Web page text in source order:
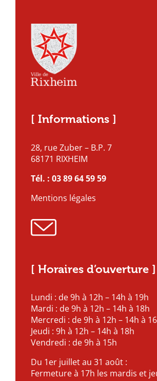
[ Informations ]
28, rue Zuber – B.P. 7
68171 RIXHEIM
Tél. : 03 89 64 59 59
Mentions légales
[ Horaires d’ouverture ]
Lundi : de 9h à 12h – 14h à 19h
Mardi : de 9h à 12h – 14h à 18h
Mercredi : de 9h à 12h – 14h à
Jeudi : 9h à 12h – 14h à 18h
Vendredi : de 9h à 15h
Du 1er juillet au 31 août :
Fermeture à 17h les mardis et